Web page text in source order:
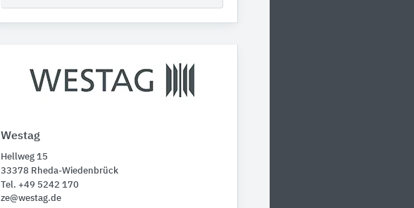
Westag
Hellweg 15
33378 Rheda-Wiedenbrück
Tel. +49 5242 170
ze@westag.de